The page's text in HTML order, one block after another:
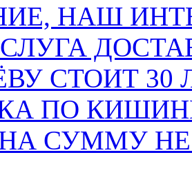
НАШ
СТОИТ 30
ПО
СУММУ НЕ